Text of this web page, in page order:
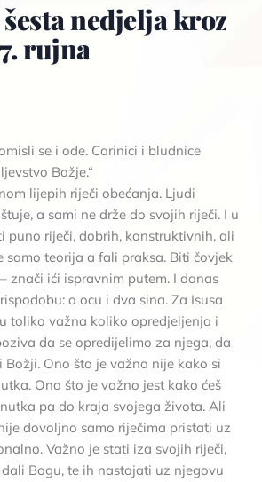
nedjelja kroz
rujna
se i ode. Carinici i bludnice
Božje.“
lijepih riječi obećanja. Ljudi
a sami ne drže do svojih riječi. I u
puno riječi, dobrih, konstruktivnih, ali
samo teorija a fali praksa. Biti čovjek
znači ići ispravnim putem. I danas
o ocu i dva sina. Za Isusa
toliko važna koliko opredjeljenja i
da se opredijelimo za njega, da
Ono što je važno nije kako si
Ono što je važno jest kako ćeš
pa do kraja svojega života. Ali
dovoljno samo riječima pristati uz
Važno je stati iza svojih riječi,
Bogu, te ih nastojati uz njegovu